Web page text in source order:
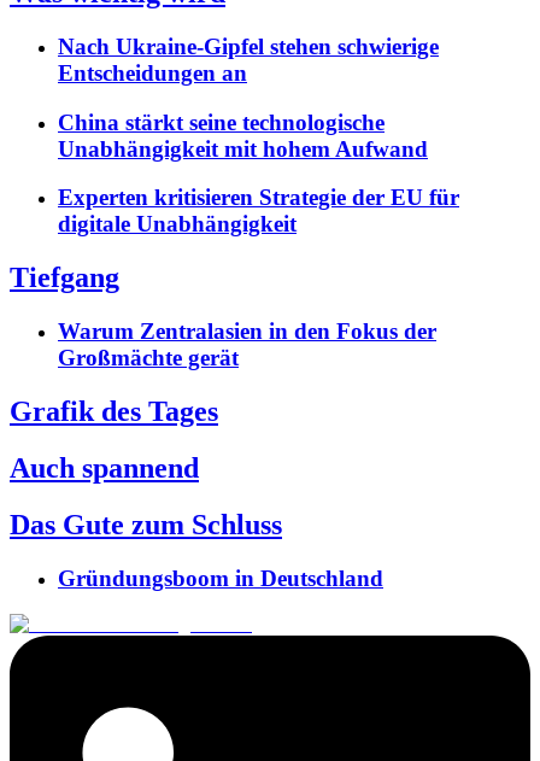
Nach Ukraine-Gipfel stehen schwierige
Entscheidungen an
China stärkt seine technologische
Unabhängigkeit mit hohem Aufwand
Experten kritisieren Strategie der EU für
digitale Unabhängigkeit
Tiefgang
Warum Zentralasien in den Fokus der
Großmächte gerät
Grafik des Tages
Auch spannend
Das Gute zum Schluss
Gründungsboom in Deutschland